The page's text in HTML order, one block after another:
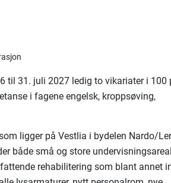
til 31. juli 2027 ledig to vikariater i 100
i fagene engelsk, kroppsøving,
ligger på Vestlia i bydelen Nardo/
både små og store
rehabilitering som blant annet